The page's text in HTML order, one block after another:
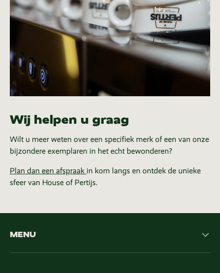
Wij helpen u graag
Wilt u meer weten over een specifiek merk of een van onze
bijzondere exemplaren in het echt bewonderen?
Plan dan een afspraak in kom langs en ontdek de unieke
sfeer van House of Pertijs.
MENU